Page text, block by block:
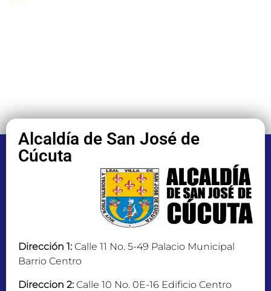
Alcaldía de San José de
Cúcuta
Dirección 1: Calle 11 No. 5-49 Palacio Municipal
Barrio Centro
Direccion 2: Calle 10 No. 0E-16 Edificio Centro